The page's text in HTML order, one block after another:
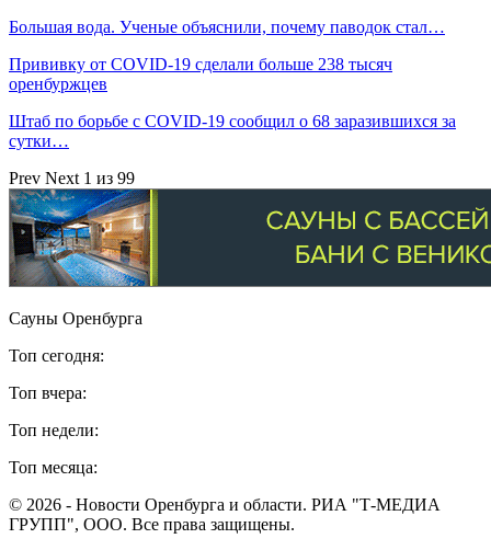
Большая вода. Ученые объяснили, почему паводок стал…
Прививку от COVID-19 сделали больше 238 тысяч
оренбуржцев
Штаб по борьбе с СOVID-19 сообщил о 68 заразившихся за
сутки…
Prev Next 1 из 99
Сауны Оренбурга
Топ сегодня:
Топ вчера:
Топ недели:
Топ месяца:
© 2026 - Новости Оренбурга и области. РИА "Т-МЕДИА
ГРУПП", ООО. Все права защищены.